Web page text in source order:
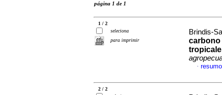
página 1 de 1
1 / 2
seleciona
para imprimir
Brindis-
carbono
·
2 / 2